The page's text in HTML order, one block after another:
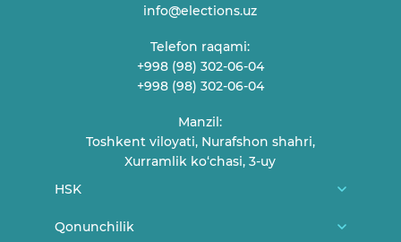
info@elections.uz
Telefon raqami:
+998 (98) 302-06-04
+998 (98) 302-06-04
Manzil:
Toshkent viloyati, Nurafshon shahri,
Xurramlik ko‘chasi, 3-uy
HSK
Biz haqimizda
Qonunchilik